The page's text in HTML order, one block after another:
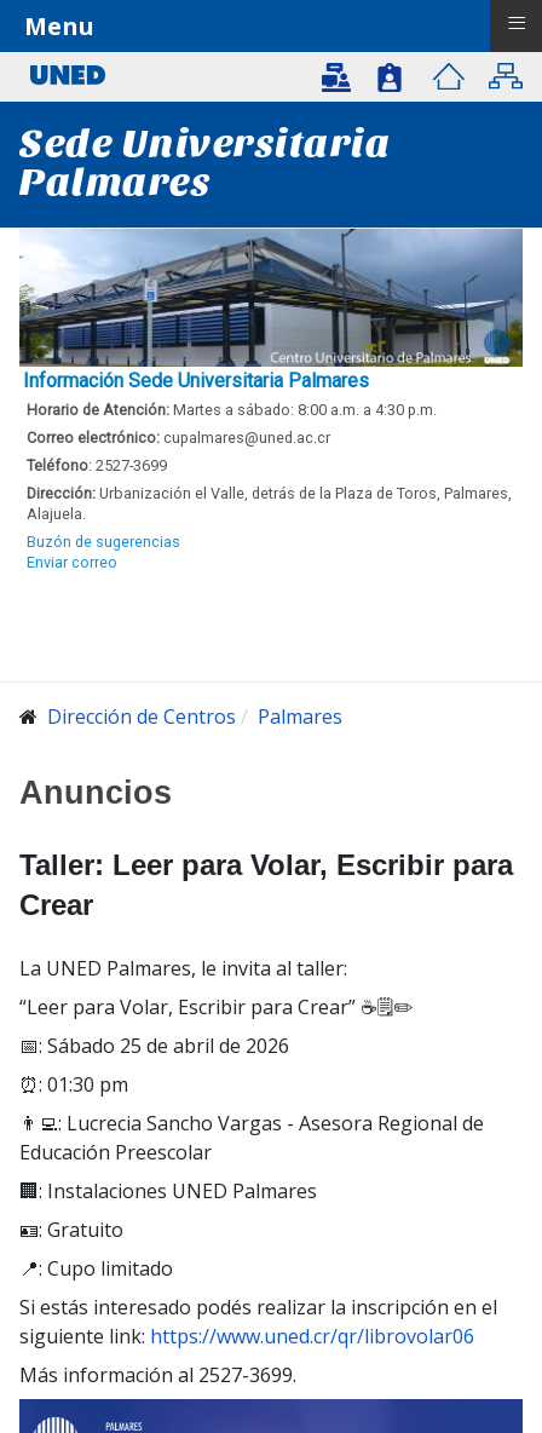
Sede Universitaria
Palmares
Información Sede Universitaria Palmares
Horario de Atención: Martes a sábado: 8:00 a.m. a 4:30 p.m.
Correo electrónico: cupalmares@uned.ac.cr
Teléfono: 2527-3699
Dirección: Urbanización el Valle, detrás de la Plaza de Toros, Palmares,
Alajuela.
Buzón de sugerencias
Enviar correo
Dirección de Centros Palmares
Anuncios
Taller: Leer para Volar, Escribir para
Crear
La UNED Palmares, le invita al taller:
“Leer para Volar, Escribir para Crear” ☕️🗒️✏️
📅: Sábado 25 de abril de 2026
⏰: 01:30 pm
👨‍💻: Lucrecia Sancho Vargas - Asesora Regional de
Educación Preescolar
🏢: Instalaciones UNED Palmares
🪪: Gratuito
📍: Cupo limitado
Si estás interesado podés realizar la inscripción en el
siguiente link: https://www.uned.cr/qr/librovolar06
Más información al 2527-3699.
Menu ≡